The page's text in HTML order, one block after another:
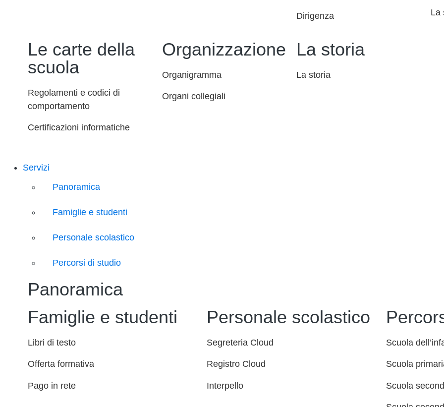
Dirigenza La
Le carte della
scuola
Regolamenti e codici di
comportamento
Certificazioni informatiche
Organizzazione
Organigramma
Organi collegiali
La storia
La storia
Servizi
Panoramica
Famiglie e studenti
Personale scolastico
Percorsi di studio
Panoramica
Famiglie e studenti
Libri di testo
Offerta formativa
Pago in rete
Personale scolastico
Segreteria Cloud
Registro Cloud
Interpello
Scuola
Scuola
Scuola